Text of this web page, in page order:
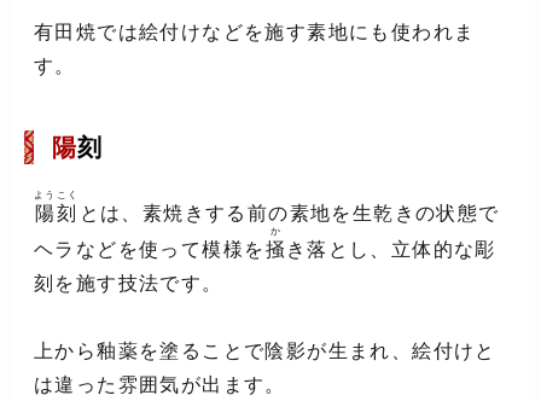
有田焼では絵付けなどを施す素地にも使われま
す。
陽刻
陽刻
ようこく
とは、素焼きする前の素地を生乾きの状態で
ヘラなどを使って模様を掻
か
き落とし、立体的な彫
刻を施す技法です。
上から釉薬を塗ることで陰影が生まれ、絵付けと
は違った雰囲気が出ます。